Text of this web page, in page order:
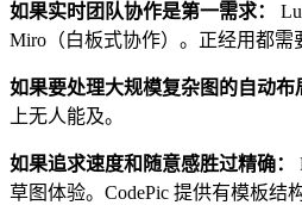
如果实时团队协作是第一需求：
Miro（白板式协作）。正经用都需
如果要处理大规模复杂图的自动布
上无人能及。
如果追求速度和随意感胜过精确：
草图体验。CodePic 提供有模板结